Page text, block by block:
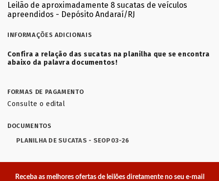
Leilão de aproximadamente 8 sucatas de veículos
apreendidos - Depósito Andaraí/RJ
INFORMAÇÕES ADICIONAIS
Confira a relação das sucatas na planilha que se encontra
abaixo da palavra documentos!
FORMAS DE PAGAMENTO
Consulte o edital
DOCUMENTOS
PLANILHA DE SUCATAS - SEOP03-26
Receba as melhores ofertas de leilões diretamente no seu e-mail